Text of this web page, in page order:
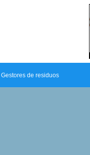
Gestores de residuos